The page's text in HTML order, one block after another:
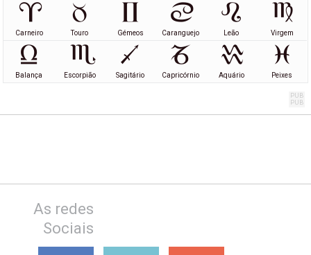
Carneiro Touro Gémeos Caranguejo Leão Virgem
Balança Escorpião Sagitário Capricórnio Aquário Peixes
As redes
Sociais